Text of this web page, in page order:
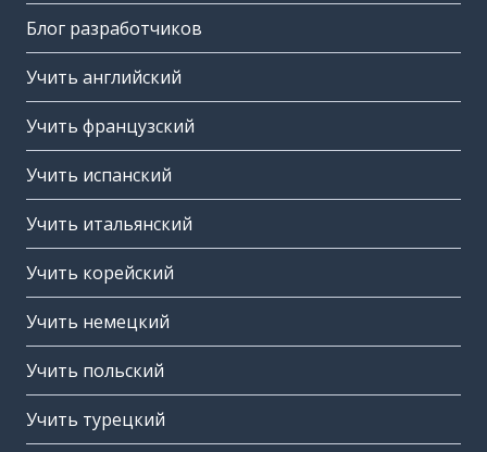
Блог разработчиков
Учить английский
Учить французский
Учить испанский
Учить итальянский
Учить корейский
Учить немецкий
Учить польский
Учить турецкий